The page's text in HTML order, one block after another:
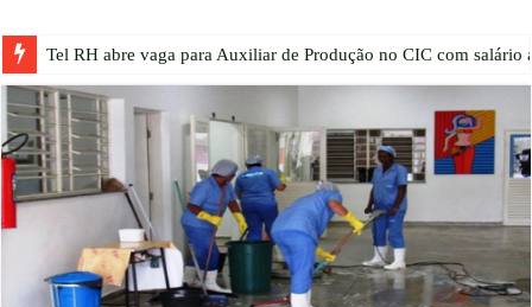
Tel RH abre vaga para Auxiliar de Produção no CIC com salário